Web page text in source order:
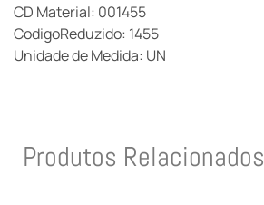
CD Material: 001455
CodigoReduzido: 1455
Unidade de Medida: UN
Produtos Relacionados